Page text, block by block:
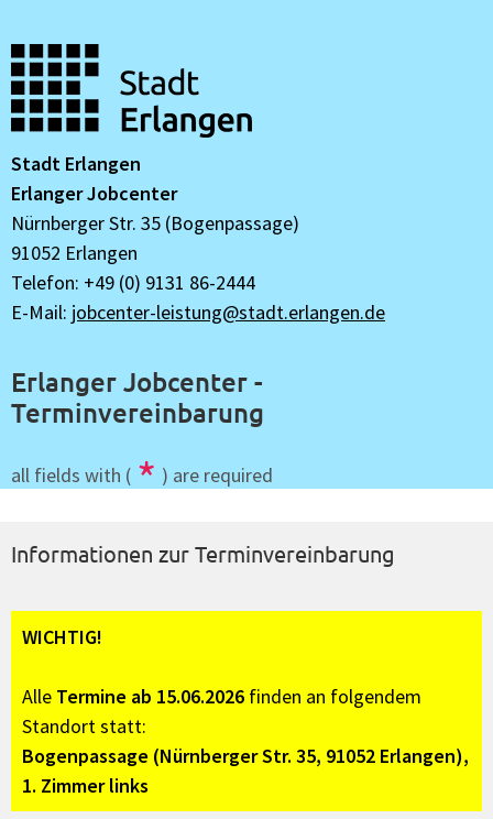
Stadt Erlangen
Erlanger Jobcenter
Nürnberger Str. 35 (Bogenpassage)
91052 Erlangen
Telefon: +49 (0) 9131 86-2444
E-Mail: jobcenter-leistung@stadt.erlangen.de
Erlanger Jobcenter -
Terminvereinbarung
all fields with ( * ) are required
Informationen zur Terminvereinbarung
WICHTIG!
Alle Termine ab 15.06.2026 finden an folgendem
Standort statt:
Bogenpassage (Nürnberger Str. 35, 91052 Erlangen),
1. Zimmer links